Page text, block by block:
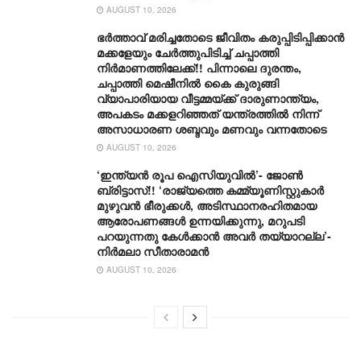
AUGUST 10, 2026
ഭർത്താവ് മരിച്ചതോടെ ജീവിതം കരുപ്പിടിപ്പിക്കാൻ
മക്കളേയും ചേർത്തുപിടിച്ച് ചപ്പാത്തി
നിർമാണത്തിലേക്ക്!! പിന്നാലെ ദുരന്തം,
ചപ്പാത്തി മെഷീനിൽ കൈ കുരുങ്ങി
വ്യാപാരിയായ വീട്ടമ്മയ്ക്ക് ദാരുണാന്ത്യം,
അപകടം മക്കളറിഞ്ഞത് യന്ത്രത്തിൽ നിന്ന്
അസാധാരണ ശബ്ദവും മണവും വന്നതോടെ
AUGUST 10, 2026
‘ഇന്ത്യൻ രൂപ ഐസിയുവിൽ’- ജോൺ
ബ്രിട്ടാസ്!! ‘രാജ്യത്തെ കമ്മ്യൂണിസ്റ്റുകാർ
മുഴുവൻ ഭീരുക്കൾ, അടിസ്ഥാനരഹിതമായ
ആരോപണങ്ങൾ ഉന്നയിക്കുന്നു, മറുപടി
പറയുന്നതു കേൾക്കാൻ അവർ തയ്യാറല്ല’-
നിർമലാ സീതാരാമൻ
AUGUST 10, 2026